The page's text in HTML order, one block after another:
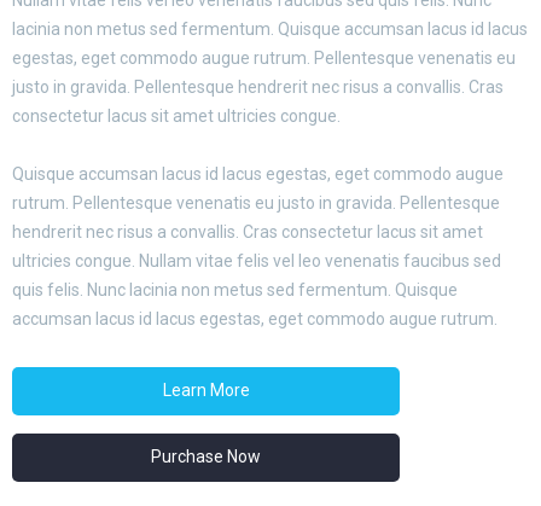
lacinia non metus sed fermentum. Quisque accumsan lacus id lacus
egestas, eget commodo augue rutrum. Pellentesque venenatis eu
justo in gravida. Pellentesque hendrerit nec risus a convallis. Cras
consectetur lacus sit amet ultricies congue.
Quisque accumsan lacus id lacus egestas, eget commodo augue
rutrum. Pellentesque venenatis eu justo in gravida. Pellentesque
hendrerit nec risus a convallis. Cras consectetur lacus sit amet
ultricies congue. Nullam vitae felis vel leo venenatis faucibus sed
quis felis. Nunc lacinia non metus sed fermentum. Quisque
accumsan lacus id lacus egestas, eget commodo augue rutrum.
Learn More
Purchase Now